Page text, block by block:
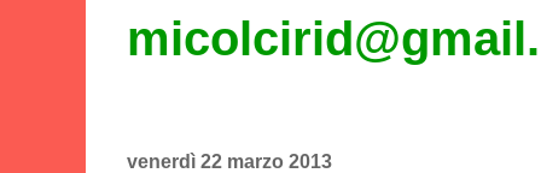
venerdì 22 marzo 2013